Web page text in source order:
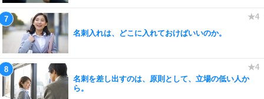
名刺入れは、どこに入れておけばいいのか。
名刺を差し出すのは、原則として、立場の低い人か
ら。